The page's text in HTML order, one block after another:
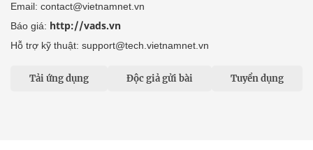
Email: contact@vietnamnet.vn
Báo giá: http://vads.vn
Hỗ trợ kỹ thuật: support@tech.vietnamnet.vn
Tải ứng dụng Độc giả gửi bài Tuyển dụng